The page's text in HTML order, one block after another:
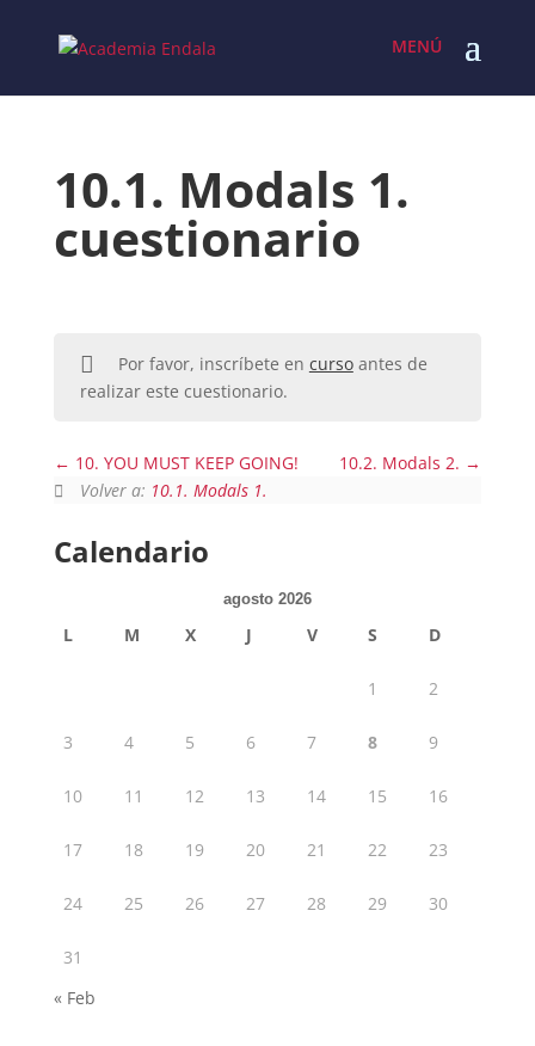
content
10.1. Modals 1.
cuestionario
Por favor, inscríbete en cursoantes de
realizar este cuestionario.
10. YOU MUST KEEP GOING!
10.2. Modals 2.
Volver a: 10.1. Modals 1.
Calendario
agosto 2026
L M X J V S D
1 2
3 4 5 6 7 8 9
10 11 12 13 14 15 16
17 18 19 20 21 22 23
24 25 26 27 28 29 30
31
« Feb